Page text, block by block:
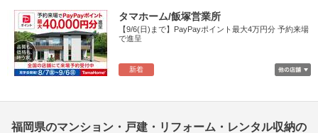
新着
タマホーム/飯塚営業所
【9/6(日)まで】PayPayポイント最大4万円分 予約来場
で進呈
福岡県のマンション・戸建・リフォーム・レンタル収納の